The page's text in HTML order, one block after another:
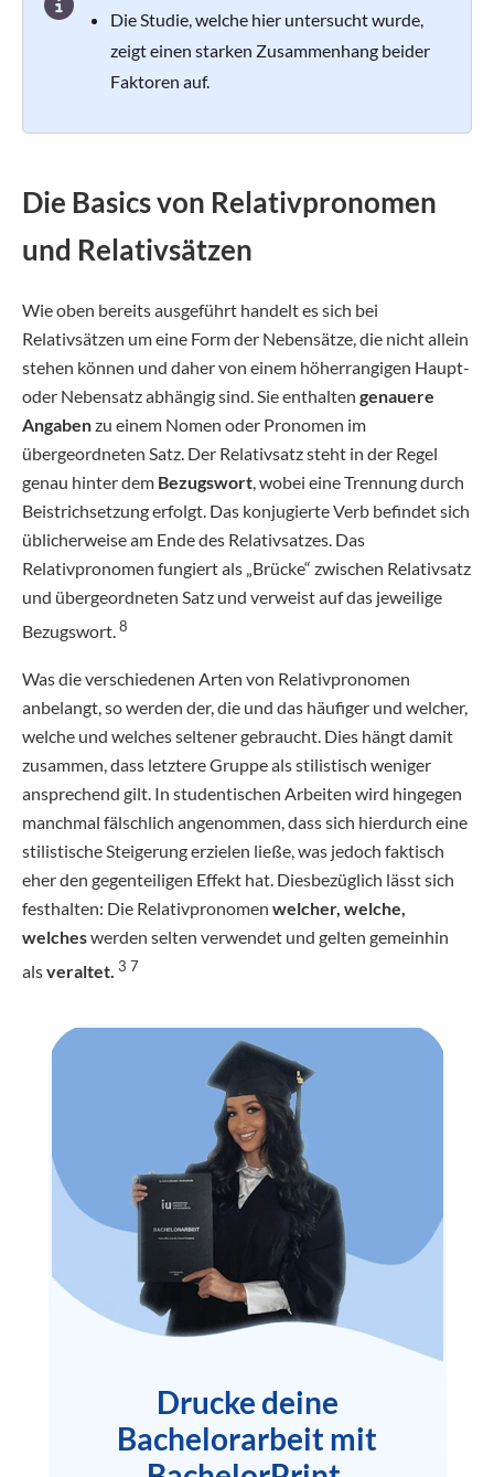
Die Studie, welche hier untersucht wurde,
zeigt einen starken Zusammenhang beider
Faktoren auf.
Die Basics von Relativpronomen
und Relativsätzen
Wie oben bereits ausgeführt handelt es sich bei
Relativsätzen um eine Form der Nebensätze, die nicht allein
stehen können und daher von einem höherrangigen Haupt-
oder Nebensatz abhängig sind. Sie enthalten genauere
Angabenzu einem Nomen oder Pronomen im
übergeordneten Satz. Der Relativsatz steht in der Regel
genau hinter dem Bezugswort, wobei eine Trennung durch
Beistrichsetzung erfolgt. Das konjugierte Verb befindet sich
üblicherweise am Ende des Relativsatzes. Das
Relativpronomen fungiert als „Brücke“ zwischen Relativsatz
und übergeordneten Satz und verweist auf das jeweilige
Bezugswort.8
Was die verschiedenen Arten von Relativpronomen
anbelangt, so werden der, die und das häufiger und welcher,
welche und welches seltener gebraucht. Dies hängt damit
zusammen, dass letztere Gruppe als stilistisch weniger
ansprechend gilt. In studentischen Arbeiten wird hingegen
manchmal fälschlich angenommen, dass sich hierdurch eine
stilistische Steigerung erzielen ließe, was jedoch faktisch
eher den gegenteiligen Effekt hat. Diesbezüglich lässt sich
festhalten: Die Relativpronomen welcher, welche,
welcheswerden selten verwendet und gelten gemeinhin
alsveraltet. 3 7
Drucke deine
Bachelorarbeit mit